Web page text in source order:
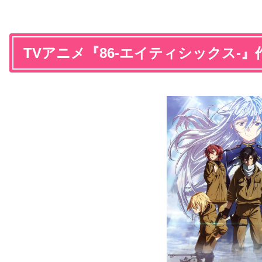
TVアニメ『86-エイティシックス-』